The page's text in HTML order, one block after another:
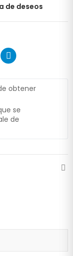
de deseos
obtener
se
de